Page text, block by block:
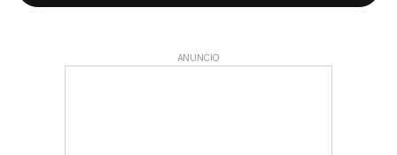
ANUNCIO